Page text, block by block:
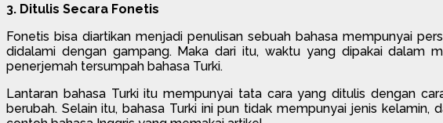
3. Ditulis Secara Fonetis
Fonetis bisa diartikan menjadi penulisan sebuah bahasa mempunyai
didalami dengan gampang. Maka dari itu, waktu yang dipakai dalam
penerjemah tersumpah bahasa Turki.
Lantaran bahasa Turki itu mempunyai tata cara yang ditulis dengan
berubah. Selain itu, bahasa Turki ini pun tidak mempunyai jenis